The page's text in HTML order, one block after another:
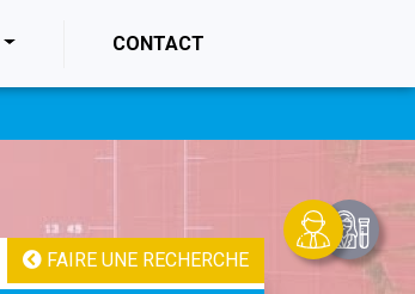
CONTACT
FAIRE UNE RECHERCHE